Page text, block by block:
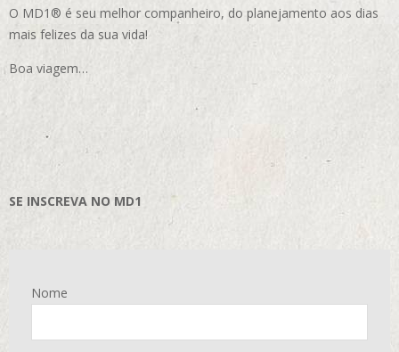
O MD1® é seu melhor companheiro, do planejamento aos dias
mais felizes da sua vida!
Boa viagem…
SE INSCREVA NO MD1
Nome